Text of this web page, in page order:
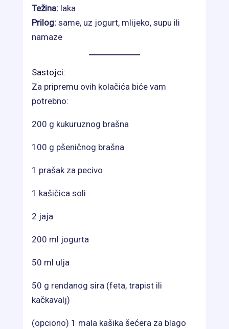
Težina: laka
Prilog: same, uz jogurt, mlijeko, supu ili
namaze
Sastojci:
Za pripremu ovih kolačića biće vam
potrebno:
200 g kukuruznog brašna
100 g pšeničnog brašna
1 prašak za pecivo
1 kašičica soli
2 jaja
200 ml jogurta
50 ml ulja
50 g rendanog sira (feta, trapist ili
kačkavalj)
(opciono) 1 mala kašika šećera za blago